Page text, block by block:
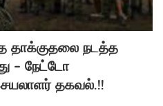
தாக்குதலை நடத்த
– நேட்டோ
தகவல்.!!